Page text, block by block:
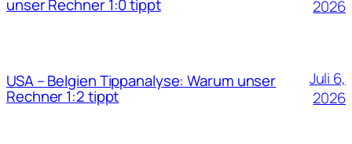
unser Rechner 1:0 tippt
2026
USA – Belgien Tippanalyse: Warum unser
Rechner 1:2 tippt
Juli 6,
2026